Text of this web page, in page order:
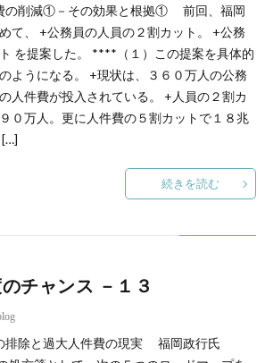
の削減①－その効果と根拠① 前回、福岡
て、 +公務員の人員の２割カット。 +公務
を提案した。 ****（１）この提案を具体的
ようになる。 +現状は、３６０万人の公務
人件費が投入されている。 +人員の２割カ
０万人。更に人件費の５割カットで１８兆
[…]
続きを読む
チャンス －１３
排除と過大人件費の現実 福岡政行氏